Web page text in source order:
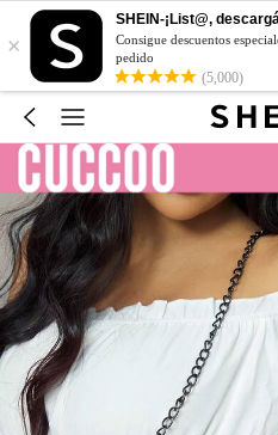
×
SHEIN-¡List@,
Consigue descuentos
pedido
(5,000)